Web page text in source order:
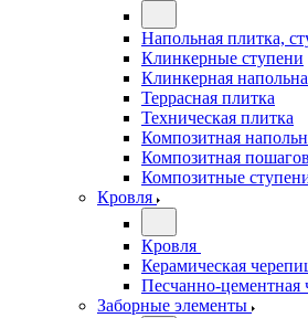
Напольная плитка,
Клинкерные ступени
Клинкерная
Террасная плитка
Техническая плитка
Композитная
Композитная
Композитные
Кровля
Кровля
Керамическая
Песчанно-цементная
Заборные элементы